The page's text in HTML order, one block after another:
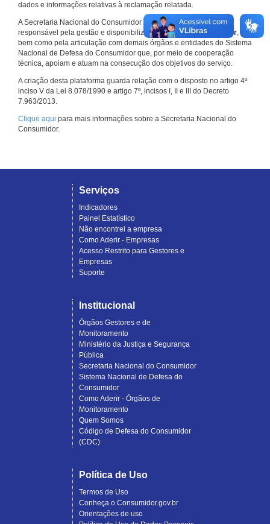
dados e informações relativas à reclamação relatada.
A Secretaria Nacional do Consumidor do Ministério da Justiça é a
responsável pela gestão e disponibilização doConsumidor.gov.br,
bem como pela articulação com demais órgãos e entidades do Sistema
Nacional de Defesa do Consumidor que, por meio de cooperação
técnica, apoiam e atuam na consecução dos objetivos do serviço.
A criação desta plataforma guarda relação com o disposto no artigo 4º
inciso V da Lei 8.078/1990 e artigo 7º, incisos I, II e III do Decreto
7.963/2013.
Clique aqui para mais informações sobre a Secretaria Nacional do
Consumidor.
Serviços
Indicadores
Painel Estatístico
Não encontrei a empresa
Como Aderir - Empresas
Acesso Restrito para Gestores e
Empresas
Suporte
Institucional
Órgãos Gestores e de
Monitoramento
Ministério da Justiça e Segurança
Pública
Secretaria Nacional do Consumidor
Sistema Nacional de Defesa do
Consumidor
Como Aderir - Órgãos de
Monitoramento
Quem Somos
Código de Defesa do Consumidor
(CDC)
Política de Uso
Termos de Uso
Conheça o Consumidor.gov.br
Orientações de uso